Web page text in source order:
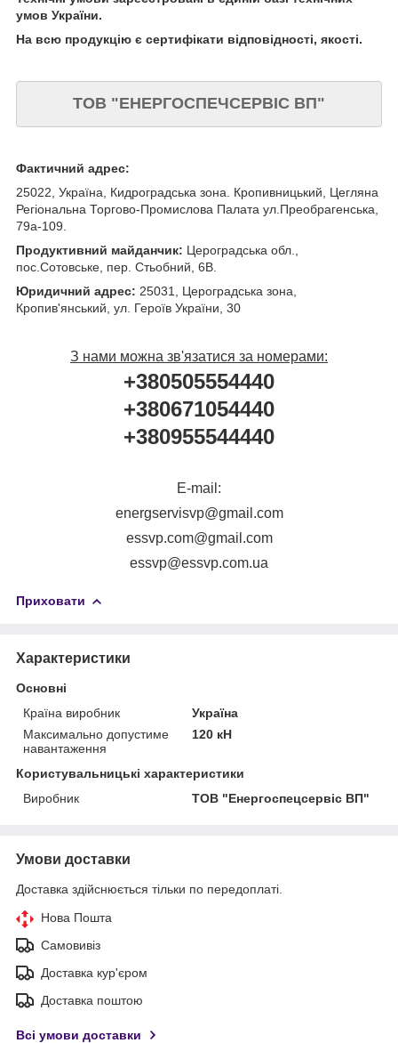
умов України.
На всю продукцію є сертифікати відповідності, якості.
ТОВ "ЕНЕРГОСПЕЧСЕРВІС ВП"
Фактичний адрес:
25022, Україна, Кидроградська зона. Кропивницький, Цегляна
Регіональна Торгово-Промислова Палата ул.Преобрагенська,
79а-109.
Продуктивний майданчик: Цероградська обл.,
пос.Сотовське, пер. Стьобний, 6В.
Юридичний адрес: 25031, Цероградська зона,
Кропив'янський, ул. Героїв України, 30
З нами можна зв'язатися за номерами:
+380505554440
+380671054440
+380955544440
E-mail:
energservisvp@gmail.com
essvp.com@gmail.com
essvp@essvp.com.ua
Приховати
Характеристики
Основні
Країна виробник
Україна
Максимально допустиме
навантаження
120 кН
Користувальницькі характеристики
Виробник
ТОВ "Енергоспецсервіс ВП"
Умови доставки
Доставка здійснюється тільки по передоплаті.
Нова Пошта
Самовивіз
Доставка кур'єром
Доставка поштою
Всі умови доставки